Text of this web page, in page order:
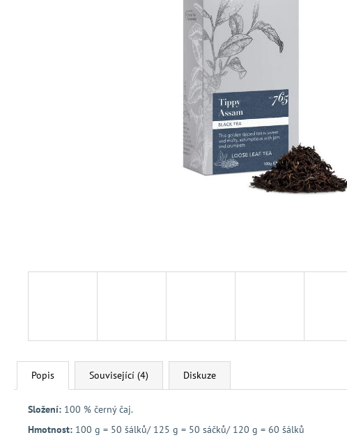
Popis Související (4) Diskuze
Složení: 100 % černý čaj.
Hmotnost: 100 g = 50 šálků/ 125 g = 50 sáčků/ 120 g = 60 šálků